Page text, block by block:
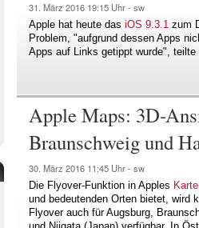
31. März 2016 19:15 Uhr - sw
Apple hat heute das iOS 9.3.1 zum
Problem, "aufgrund dessen Apps
Apps auf Links getippt wurde",
Apple Maps: 3D-
Braunschweig und
30. März 2016 11:45 Uhr - sw
Die Flyover-Funktion in Apples
und bedeutenden Orten bietet, wird
Flyover auch für Augsburg,